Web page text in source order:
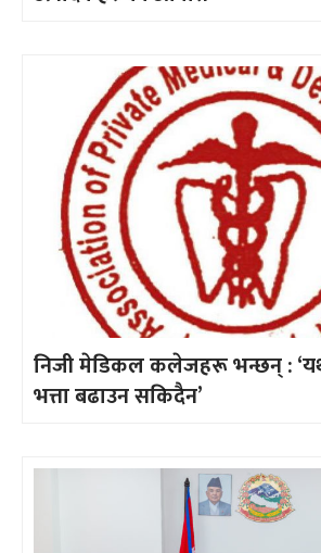
निजी मेडिकल कलेजहरू भन्छन् :
भत्ता बढाउन सकिदैन’